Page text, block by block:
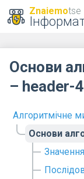
Znaiemotse
Алгоритмічне
Основи
Основи
– header-